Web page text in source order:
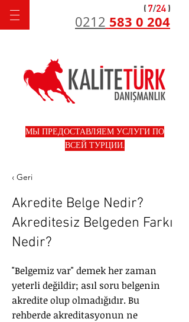
0212 583 0 204
МЫ ПРЕДОСТАВЛЯЕМ УСЛУГИ ПО
ВСЕЙ ТУРЦИИ.
‹ Geri
Akredite Belge Nedir?
Akreditesiz Belgeden Farkı
Nedir?
"Belgemiz var" demek her zaman
yeterli değildir; asıl soru belgenin
akredite olup olmadığıdır. Bu
rehberde akreditasyonun ne